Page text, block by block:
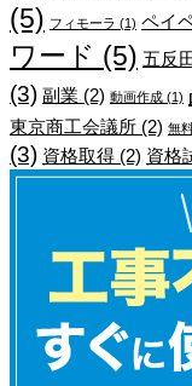
(5) フィモーラ (1) ペイ
ワード (5) 五反
(3) 副業 (2) 動画作成 (1)
東京商工会議所 (2) 無
(3) 資格取得 (2) 資格